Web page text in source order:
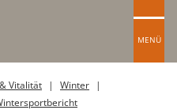
MENÜ
Vitalität
Winter